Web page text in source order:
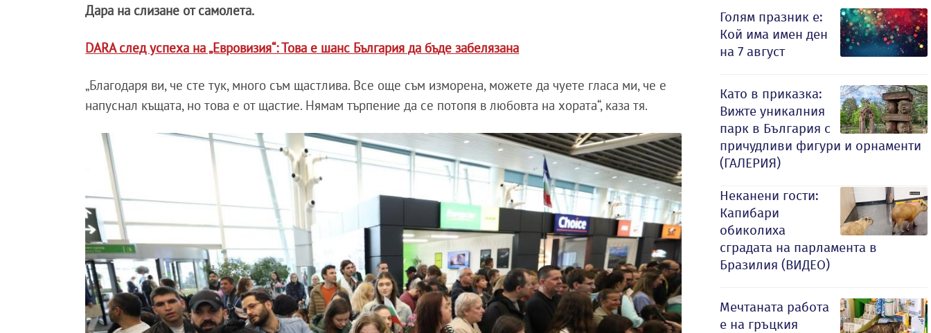
Дара на слизане от самолета.
DARA след успеха на „Евровизия“: Това е шанс България да бъде забелязана
„Благодаря ви, че сте тук, много съм щастлива. Все още съм изморена, можете да чуете гласа ми, че е
напуснал къщата, но това е от щастие. Нямам търпение да се потопя в любовта на хората“, каза тя.
Голям празник е:
Кой има имен ден
на 7 август
Като в приказка:
Вижте уникалния
парк в България с
причудливи фигури и орнаменти
(ГАЛЕРИЯ)
Неканени гости:
Капибари
обиколиха
сградата на парламента в
Бразилия (ВИДЕО)
Мечтаната работа
е на гръцкия